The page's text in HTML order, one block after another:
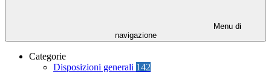
Menu di
navigazione
Categorie
Disposizioni generali 142